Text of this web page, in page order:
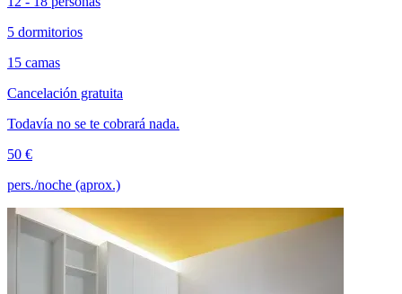
5 dormitorios
15 camas
Cancelación gratuita
Todavía no se te cobrará nada.
50 €
pers./noche (aprox.)